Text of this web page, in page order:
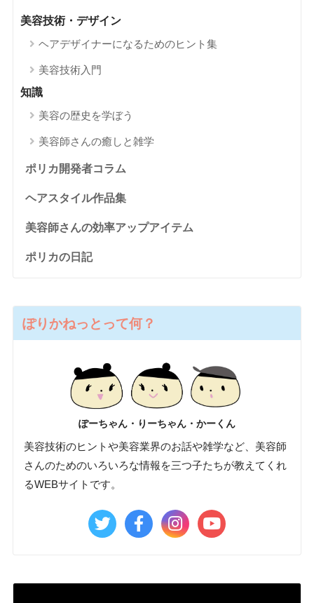
美容技術・デザイン
ヘアデザイナーになるためのヒント集
美容技術入門
知識
美容の歴史を学ぼう
美容師さんの癒しと雑学
ポリカ開発者コラム
ヘアスタイル作品集
美容師さんの効率アップアイテム
ポリカの日記
ぽりかねっとって何？
ぽーちゃん・りーちゃん・かーくん
美容技術のヒントや美容業界のお話や雑学など、美容師
さんのためのいろいろな情報を三つ子たちが教えてくれ
るWEBサイトです。